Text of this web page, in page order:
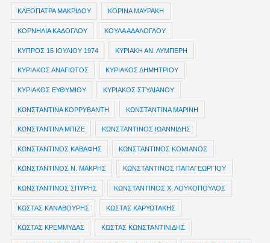
ΚΛΕΟΠΑΤΡΑ ΜΑΚΡΙΔΟΥ ΚΟΡΙΝΑ ΜΑΥΡΑΚΗ
ΚΟΡΝΗΛΙΑ ΚΑΔΟΓΛΟΥ ΚΟΥΛΑ ΑΔΑΛΟΓΛΟΥ
ΚΥΠΡΟΣ 15 ΙΟΥΛΙΟΥ 1974 ΚΥΡΙΑΚΗ ΑΝ. ΛΥΜΠΕΡΗ
ΚΥΡΙΑΚΟΣ ΑΝΑΓΙΩΤΟΣ ΚΥΡΙΑΚΟΣ ΔΗΜΗΤΡΙΟΥ
ΚΥΡΙΑΚΟΣ ΕΥΘΥΜΙΟΥ ΚΥΡΙΑΚΟΣ ΣΤΥΛΙΑΝΟΥ
ΚΩΝΣΤΑΝΤΙΝΑ ΚΟΡΡΥΒΑΝΤΗ ΚΩΝΣΤΑΝΤΙΝΑ ΜΑΡΙΝΗ
ΚΩΝΣΤΑΝΤΙΝΑ ΜΠΙΖΕ ΚΩΝΣΤΑΝΤΙΝΟΣ ΙΩΑΝΝΙΔΗΣ
ΚΩΝΣΤΑΝΤΙΝΟΣ ΚΑΒΑΦΗΣ ΚΩΝΣΤΑΝΤΙΝΟΣ ΚΟΜΙΑΝΟΣ
ΚΩΝΣΤΑΝΤΙΝΟΣ Ν. ΜΑΚΡΗΣ ΚΩΝΣΤΑΝΤΙΝΟΣ ΠΑΠΑΓΕΩΡΓΙΟΥ
ΚΩΝΣΤΑΝΤΙΝΟΣ ΣΠΥΡΗΣ ΚΩΝΣΤΑΝΤΙΝΟΣ Χ. ΛΟΥΚΟΠΟΥΛΟΣ
ΚΩΣΤΑΣ ΚΑΝΑΒΟΥΡΗΣ ΚΩΣΤΑΣ ΚΑΡΥΩΤΑΚΗΣ
ΚΩΣΤΑΣ ΚΡΕΜΜΥΔΑΣ ΚΩΣΤΑΣ ΚΩΝΣΤΑΝΤΙΝΙΔΗΣ